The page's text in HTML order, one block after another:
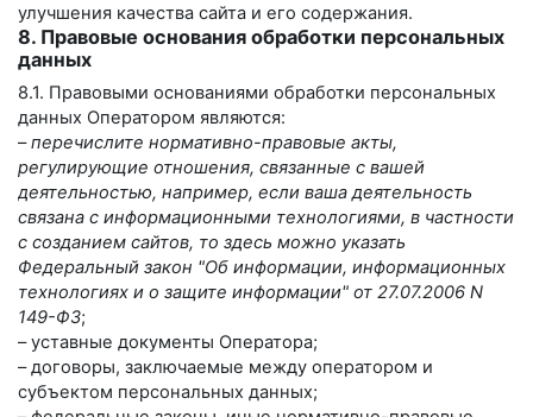
улучшения качества сайта и его содержания.
8. Правовые основания обработки персональных
данных
8.1. Правовыми основаниями обработки персональных
данных Оператором являются:
–перечислите нормативно-правовые акты,
регулирующие отношения, связанные с вашей
деятельностью, например, если ваша деятельность
связана с информационными технологиями, в частности
с созданием сайтов, то здесь можно указать
Федеральный закон "Об информации, информационных
технологиях и о защите информации" от 27.07.2006 N
149-ФЗ;
– уставные документы Оператора;
– договоры, заключаемые между оператором и
субъектом персональных данных;